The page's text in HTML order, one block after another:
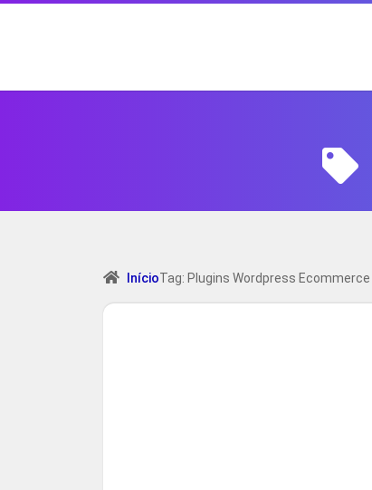
InícioTag: Plugins Wordpress Ecommerce